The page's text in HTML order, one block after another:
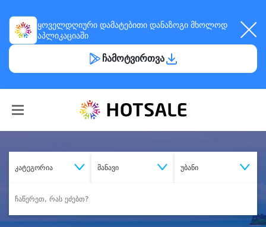
ყოველდღიური დამატებითი დანაზოგი მხოლოდ
აპლიკაციაში
ჩამოტვირთვა
კატეგორია მანავი უბანი